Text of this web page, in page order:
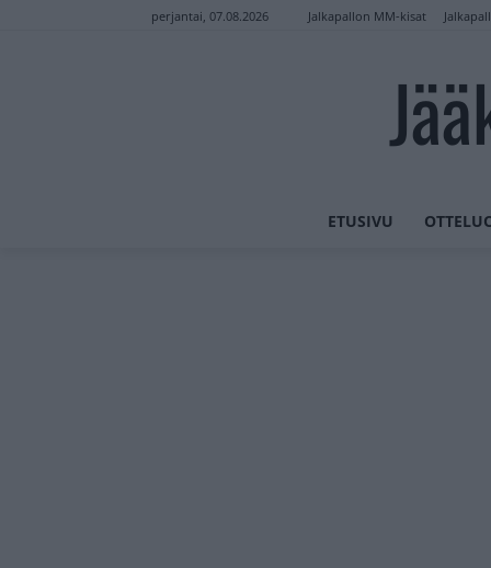
perjantai, 07.08.2026 Jalkapallon MM-kisat
ETUSIVU